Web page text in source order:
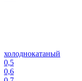
холоднокатаный
0,5
0,6